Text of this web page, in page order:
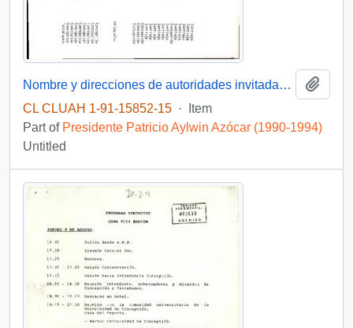
Nombre y direcciones de autoridades invitadas a la ceremonia de inauguración del Manto no. 3 Mina Lota
CL CLUAH 1-91-15852-15 ·
Item
Part of Presidente Patricio Aylwin Azócar (1990-1994)
Untitled